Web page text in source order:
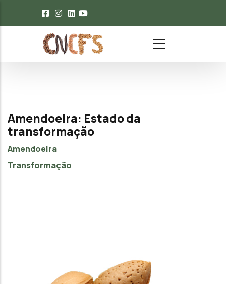
Passar para o conteúdo principal
Amendoeira: Estado da
transformação
Amendoeira
Transformação